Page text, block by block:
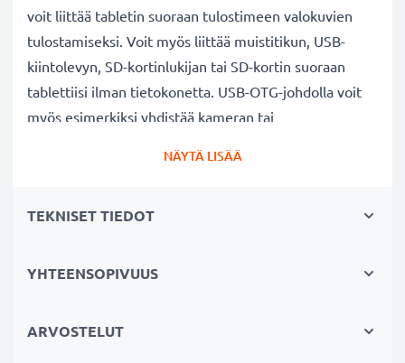
voit liittää tabletin suoraan tulostimeen valokuvien
tulostamiseksi. Voit myös liittää muistitikun, USB-
kiintolevyn, SD-kortinlukijan tai SD-kortin suoraan
tablettiisi ilman tietokonetta. USB-OTG-johdolla voit
myös esimerkiksi yhdistää kameran tai
näppäimistöllä?
vaikka näyttö olisi viallinen etkä voi enää käyttää
NÄYTÄ LISÄÄ
TEKNISET TIEDOT
YHTEENSOPIVUUS
ARVOSTELUT